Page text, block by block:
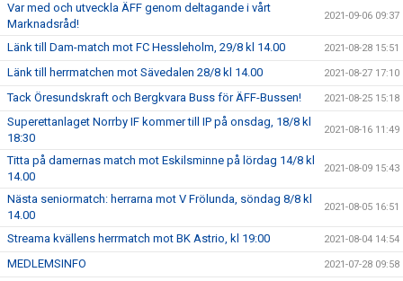
Var med och utveckla ÄFF genom deltagande i vårt
Marknadsråd!
2021-09-06 09:37
Länk till Dam-match mot FC Hessleholm, 29/8 kl 14.00 2021-08-28 15:51
Länk till herrmatchen mot Sävedalen 28/8 kl 14.00 2021-08-27 17:10
Tack Öresundskraft och Bergkvara Buss för ÄFF-Bussen! 2021-08-25 15:18
Superettanlaget Norrby IF kommer till IP på onsdag, 18/8 kl
18:30
2021-08-16 11:49
Titta på damernas match mot Eskilsminne på lördag 14/8 kl
14.00
2021-08-09 15:43
Nästa seniormatch: herrarna mot V Frölunda, söndag 8/8 kl
14.00
2021-08-05 16:51
Streama kvällens herrmatch mot BK Astrio, kl 19:00 2021-08-04 14:54
MEDLEMSINFO 2021-07-28 09:58